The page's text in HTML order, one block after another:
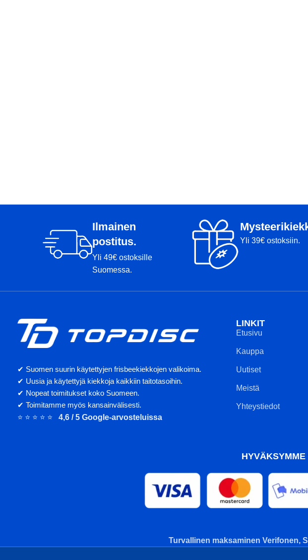
Ilmainen
postitus.
Yli 49€ ostoksille
Suomessa.
Yli 39€ ostoksiin.
✔ Suomen suurin käytettyjen frisbeekiekkojen valikoima.
✔ Uusia ja käytettyjä kiekkoja kaikkiin taitotasoihin.
✔ Nopeat toimitukset koko Suomeen.
✔ Toimitamme myös kansainvälisesti.
⭐ ⭐ ⭐ ⭐ ⭐ 4,6 / 5 Google-arvosteluissa
LINKIT
Etusivu
Kauppa
Uutiset
Meistä
Yhteystiedot
Turvallinen maksaminen Verifonen,